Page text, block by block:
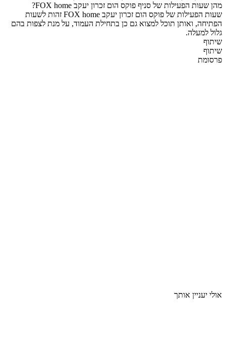
מהן שעות הפעילות של סניף פוקס הום זכרון יעקב FOX home?
שעות הפעילות של פוקס הום זכרון יעקב FOX home זהות לשעות
הפתיחה, ואותן תוכל למצוא גם כן בתחילת העמוד, על מנת לצפות בהם
גלול למעלה.
שיתוף
שיתוף
פרסומת
אולי יעניין אותך